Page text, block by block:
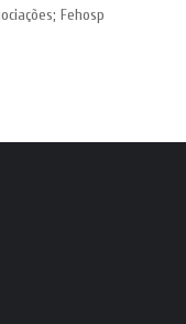
Fehosp